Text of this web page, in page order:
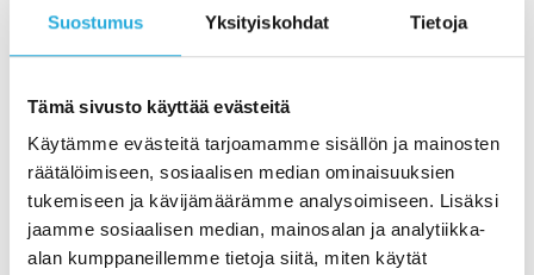
Suostumus Yksityiskohdat Tietoja
Tämä sivusto käyttää evästeitä
Käytämme evästeitä tarjoamamme sisällön ja mainosten
räätälöimiseen, sosiaalisen median ominaisuuksien
tukemiseen ja kävijämäärämme analysoimiseen. Lisäksi
jaamme sosiaalisen median, mainosalan ja analytiikka-
alan kumppaneillemme tietoja siitä, miten käytät
12.9.2024 |Ajankohtaiset Blogit